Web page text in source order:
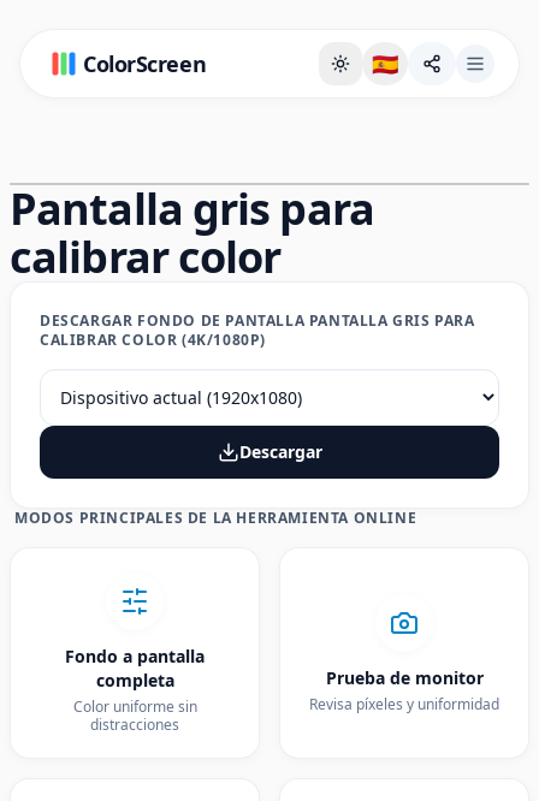
ColorScreen 🇪🇸
Pantalla gris para
calibrar color
DESCARGAR FONDO DE PANTALLA PANTALLA GRIS PARA
CALIBRAR COLOR (4K/1080P)
Descargar
MODOS PRINCIPALES DE LA HERRAMIENTA ONLINE
Fondo a pantalla
completa
Color uniforme sin
distracciones
Prueba de monitor
Revisa píxeles y uniformidad